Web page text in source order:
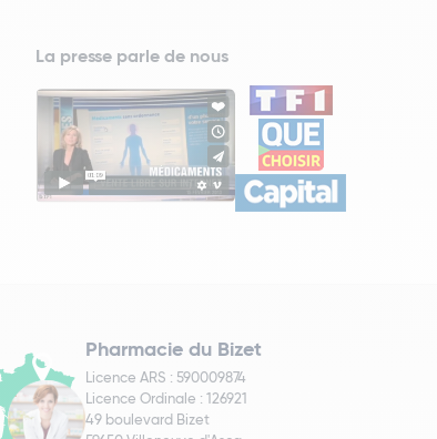
La presse parle de nous
Pharmacie du Bizet
Licence ARS : 590009874
Licence Ordinale : 126921
49 boulevard Bizet